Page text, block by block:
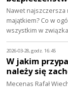
Nawet najszczersza
majątkiem? Co w
wszystkim w
2026-03-28, godz. 16:45
W jakim
należy się
Mecenas Rafał